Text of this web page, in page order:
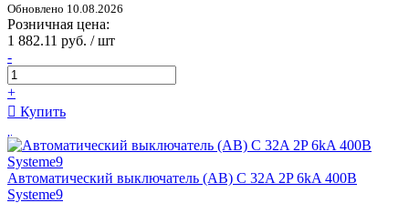
Обновлено 10.08.2026
Розничная цена:
1 882.11 руб. / шт
-
+
Купить
Автоматический выключатель (АВ) C 32A 2P 6kA 400В
Systeme9